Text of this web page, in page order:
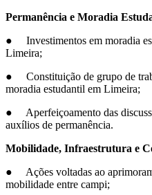
Permanência e Moradia
● Investimentos em moradia
Limeira;
● Constituição de grupo de
moradia estudantil em Limeira;
● Aperfeiçoamento das
auxílios de permanência.
Mobilidade, Infraestrutura e
● Ações voltadas ao
mobilidade entre campi;